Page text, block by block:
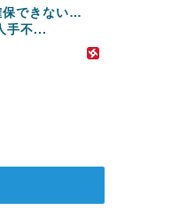
保できない…
手不...